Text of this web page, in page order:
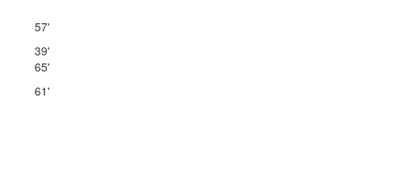
57'
39'
65'
61'